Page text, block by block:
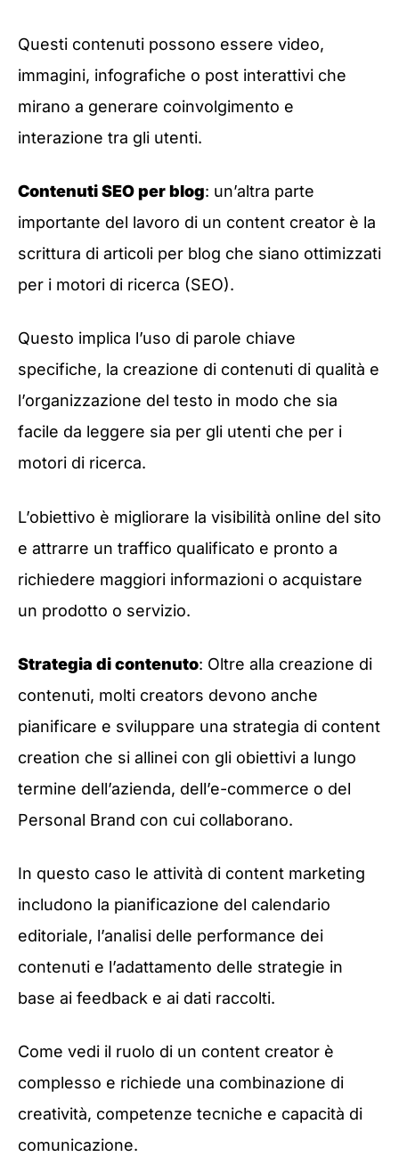
Questi contenuti possono essere video,
immagini, infografiche o post interattivi che
mirano a generare coinvolgimento e
interazione tra gli utenti.
Contenuti SEO per blog: un’altra parte
importante del lavoro di un content creator è la
scrittura di articoli per blog che siano ottimizzati
per i motori di ricerca (SEO).
Questo implica l’uso di parole chiave
specifiche, la creazione di contenuti di qualità e
l’organizzazione del testo in modo che sia
facile da leggere sia per gli utenti che per i
motori di ricerca.
L’obiettivo è migliorare la visibilità online del sito
e attrarre un traffico qualificato e pronto a
richiedere maggiori informazioni o acquistare
un prodotto o servizio.
Strategia di contenuto: Oltre alla creazione di
contenuti, molti creators devono anche
pianificare e sviluppare una strategia di content
creation che si allinei con gli obiettivi a lungo
termine dell’azienda, dell’e-commerce o del
Personal Brand con cui collaborano.
In questo caso le attività di content marketing
includono la pianificazione del calendario
editoriale, l’analisi delle performance dei
contenuti e l’adattamento delle strategie in
base ai feedback e ai dati raccolti.
Come vedi il ruolo di un content creator è
complesso e richiede una combinazione di
creatività, competenze tecniche e capacità di
comunicazione.